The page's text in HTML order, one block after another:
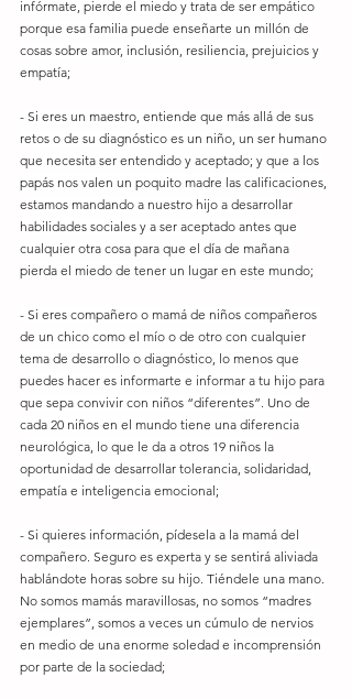
infórmate, pierde el miedo y trata de ser empático
porque esa familia puede enseñarte un millón de
cosas sobre amor, inclusión, resiliencia, prejuicios y
empatía;
- Si eres un maestro, entiende que más allá de sus
retos o de su diagnóstico es un niño, un ser humano
que necesita ser entendido y aceptado; y que a los
papás nos valen un poquito madre las calificaciones,
estamos mandando a nuestro hijo a desarrollar
habilidades sociales y a ser aceptado antes que
cualquier otra cosa para que el día de mañana
pierda el miedo de tener un lugar en este mundo;
- Si eres compañero o mamá de niños compañeros
de un chico como el mío o de otro con cualquier
tema de desarrollo o diagnóstico, lo menos que
puedes hacer es informarte e informar a tu hijo para
que sepa convivir con niños “diferentes”. Uno de
cada 20 niños en el mundo tiene una diferencia
neurológica, lo que le da a otros 19 niños la
oportunidad de desarrollar tolerancia, solidaridad,
empatía e inteligencia emocional;
- Si quieres información, pídesela a la mamá del
compañero. Seguro es experta y se sentirá aliviada
hablándote horas sobre su hijo. Tiéndele una mano.
No somos mamás maravillosas, no somos “madres
ejemplares”, somos a veces un cúmulo de nervios
en medio de una enorme soledad e incomprensión
por parte de la sociedad;